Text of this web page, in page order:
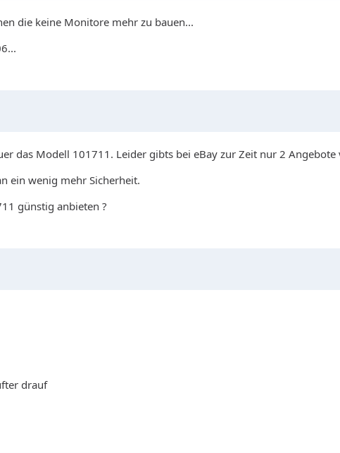
die keine Monitore mehr zu bauen...
das Modell 101711. Leider gibts bei eBay zur Zeit nur 2
ein wenig mehr Sicherheit.
günstig anbieten ?
drauf